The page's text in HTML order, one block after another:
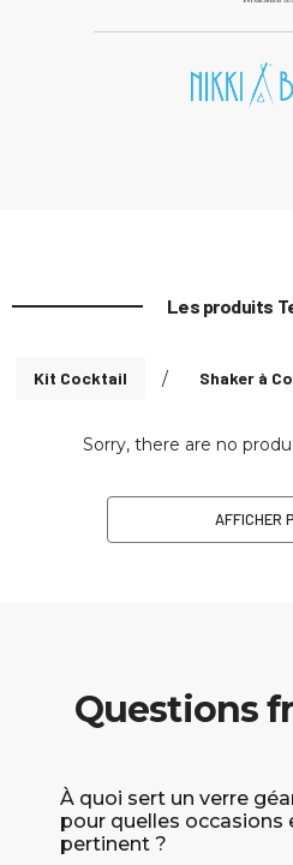
Les produits
Kit Cocktail / Shaker à
Sorry, there are no
AFFICHER
Questions
À quoi sert un verre
pour quelles occasions
pertinent ?